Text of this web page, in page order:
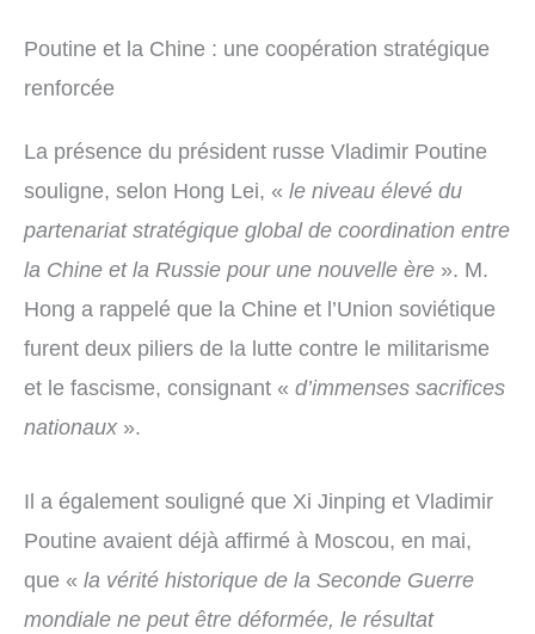
Poutine et la Chine : une coopération stratégique
renforcée
La présence du président russe Vladimir Poutine
souligne, selon Hong Lei, « le niveau élevé du
partenariat stratégique global de coordination entre
la Chine et la Russie pour une nouvelle ère ». M.
Hong a rappelé que la Chine et l’Union soviétique
furent deux piliers de la lutte contre le militarisme
et le fascisme, consignant « d’immenses sacrifices
nationaux ».
Il a également souligné que Xi Jinping et Vladimir
Poutine avaient déjà affirmé à Moscou, en mai,
que « la vérité historique de la Seconde Guerre
mondiale ne peut être déformée, le résultat